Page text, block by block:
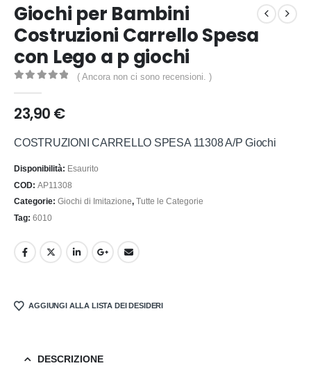
Giochi per Bambini
Costruzioni Carrello Spesa
con Lego a p giochi
( Ancora non ci sono recensioni. )
23,90 €
COSTRUZIONI CARRELLO SPESA 11308 A/P Giochi
Disponibilità: Esaurito
COD: AP11308
Categorie: Giochi di Imitazione, Tutte le Categorie
Tag: 6010
AGGIUNGI ALLA LISTA DEI DESIDERI
DESCRIZIONE